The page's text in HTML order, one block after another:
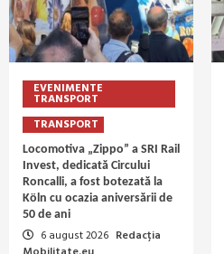
EVENIMENTE
TRANSPORT
TRANSPORT
Locomotiva „Zippo” a SRI Rail
Invest, dedicată Circului
Roncalli, a fost botezată la
Köln cu ocazia aniversării de
50 de ani
6 august 2026 Redacția